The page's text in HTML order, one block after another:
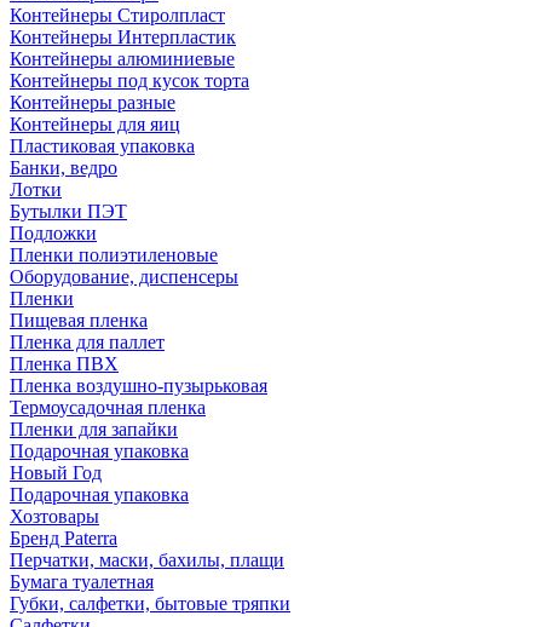
Контейнеры Стиролпласт
Контейнеры Интерпластик
Контейнеры алюминиевые
Контейнеры под кусок торта
Контейнеры разные
Контейнеры для яиц
Пластиковая упаковка
Банки, ведро
Лотки
Бутылки ПЭТ
Подложки
Пленки полиэтиленовые
Оборудование, диспенсеры
Пленки
Пищевая пленка
Пленка для паллет
Пленка ПВХ
Пленка воздушно-пузырьковая
Термоусадочная пленка
Пленки для запайки
Подарочная упаковка
Новый Год
Подарочная упаковка
Хозтовары
Бренд Paterra
Перчатки, маски, бахилы, плащи
Бумага туалетная
Губки, салфетки, бытовые тряпки